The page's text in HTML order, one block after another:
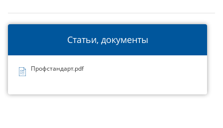
Статьи, документы
Профстандарт.pdf